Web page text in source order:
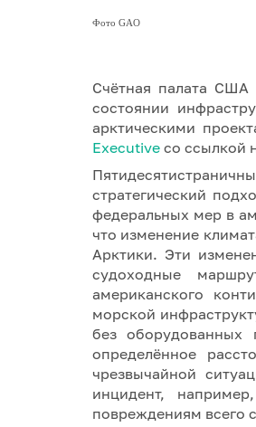
Фото GAO
Счётная палата
состоянии
арктическими
Executive со ссылкой
стратегический
федеральных мер в
что изменение
Арктики. Эти
судоходные
американского
морской
без оборудованных
определённое
чрезвычайной
инцидент,
повреждениям всего